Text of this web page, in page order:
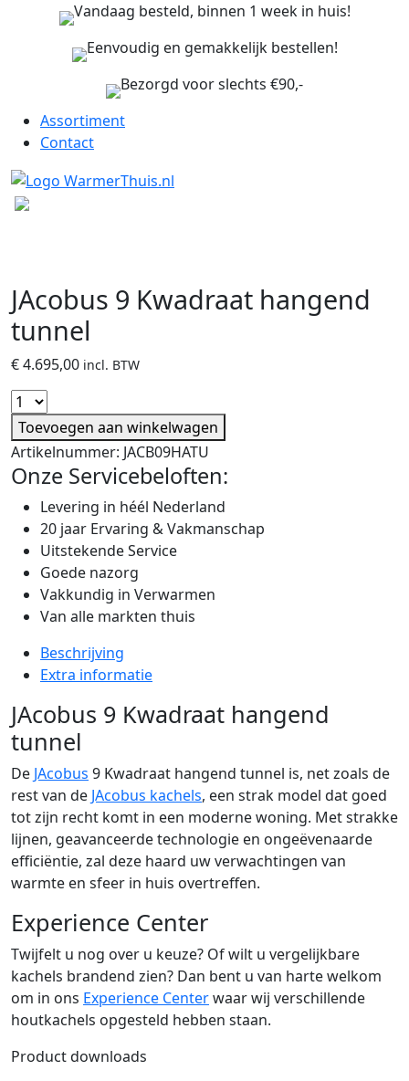
Vandaag besteld, binnen 1 week in huis!
Eenvoudig en gemakkelijk bestellen!
Bezorgd voor slechts €90,-
Assortiment
Contact
JAcobus 9 Kwadraat hangend
tunnel
€4.695,00 incl. BTW
Toevoegen aan winkelwagen
Artikelnummer: JACB09HATU
Onze Servicebeloften:
Levering in héél Nederland
20 jaar Ervaring & Vakmanschap
Uitstekende Service
Goede nazorg
Vakkundig in Verwarmen
Van alle markten thuis
Beschrijving
Extra informatie
JAcobus 9 Kwadraat hangend
tunnel
De JAcobus 9 Kwadraat hangend tunnel is, net zoals de
rest van de JAcobus kachels, een strak model dat goed
tot zijn recht komt in een moderne woning. Met strakke
lijnen, geavanceerde technologie en ongeëvenaarde
efficiëntie, zal deze haard uw verwachtingen van
warmte en sfeer in huis overtreffen.
Experience Center
Twijfelt u nog over u keuze? Of wilt u vergelijkbare
kachels brandend zien? Dan bent u van harte welkom
om in ons Experience Centerwaar wij verschillende
houtkachels opgesteld hebben staan.
Product downloads